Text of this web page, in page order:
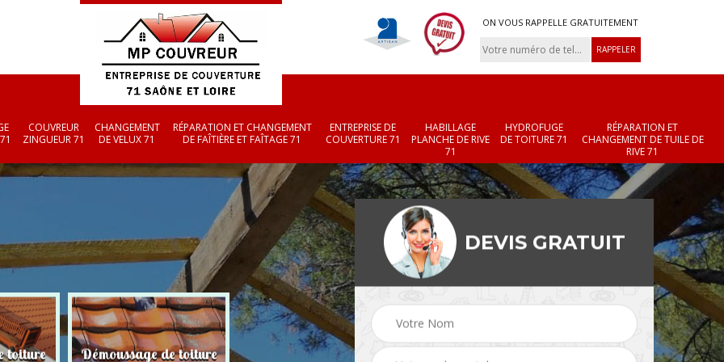
ON VOUS RAPPELLE GRATUITEMENT
COUVREUR
ZINGUEUR 71
CHANGEMENT
DE VELUX 71
RÉPARATION ET CHANGEMENT
DE FAÎTIÈRE ET FAÎTAGE 71
ENTREPRISE DE
COUVERTURE 71
HABILLAGE
PLANCHE DE RIVE
71
HYDROFUGE
DE TOITURE 71
RÉPARATION ET
CHANGEMENT DE TUILE DE
RIVE 71
toiture Changement de velux Réparation et Entreprise de
DEVIS GRATUIT